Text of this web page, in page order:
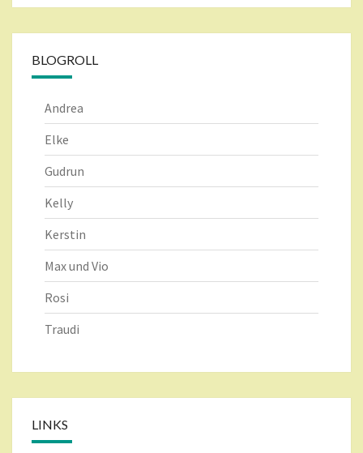
BLOGROLL
Andrea
Elke
Gudrun
Kelly
Kerstin
Max und Vio
Rosi
Traudi
LINKS